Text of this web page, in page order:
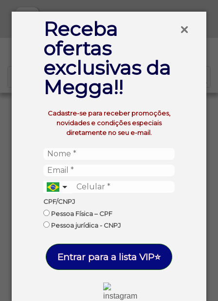
Receba
ofertas
exclusivas da
Megga!!
Cadastre-se para receber promoções,
novidades e condições especiais
diretamente no seu e-mail.
CPF/CNPJ
Pessoa Física – CPF
Pessoa jurídica - CNPJ
Entrar para a lista VIP⭐
LASANHA A 4 QUEIJOS SEARA CONGELADA 600G